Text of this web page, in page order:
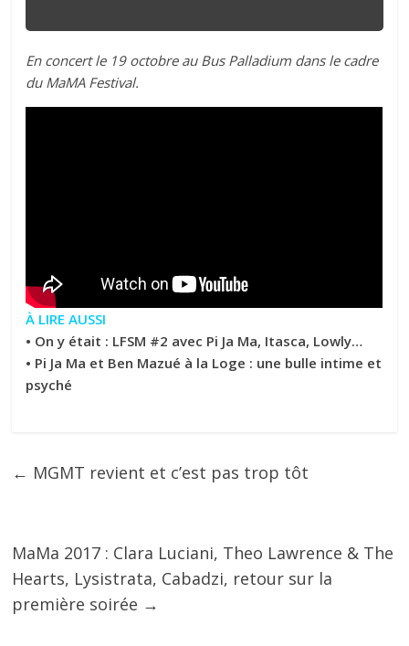
En concert le 19 octobre au Bus Palladium dans le cadre
du MaMA Festival.
À LIRE AUSSI
• On y était : LFSM #2 avec Pi Ja Ma, Itasca, Lowly…
• Pi Ja Ma et Ben Mazué à la Loge : une bulle intime et
psyché
← MGMT revient et c’est pas trop tôt
MaMa 2017 : Clara Luciani, Theo Lawrence & The
Hearts, Lysistrata, Cabadzi, retour sur la
première soirée →